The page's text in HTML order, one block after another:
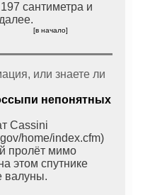
сантиметра и
[в начало]
или знаете ли
непонятных
Cassini
home/index.cfm)
пролёт мимо
этом спутнике
валуны.